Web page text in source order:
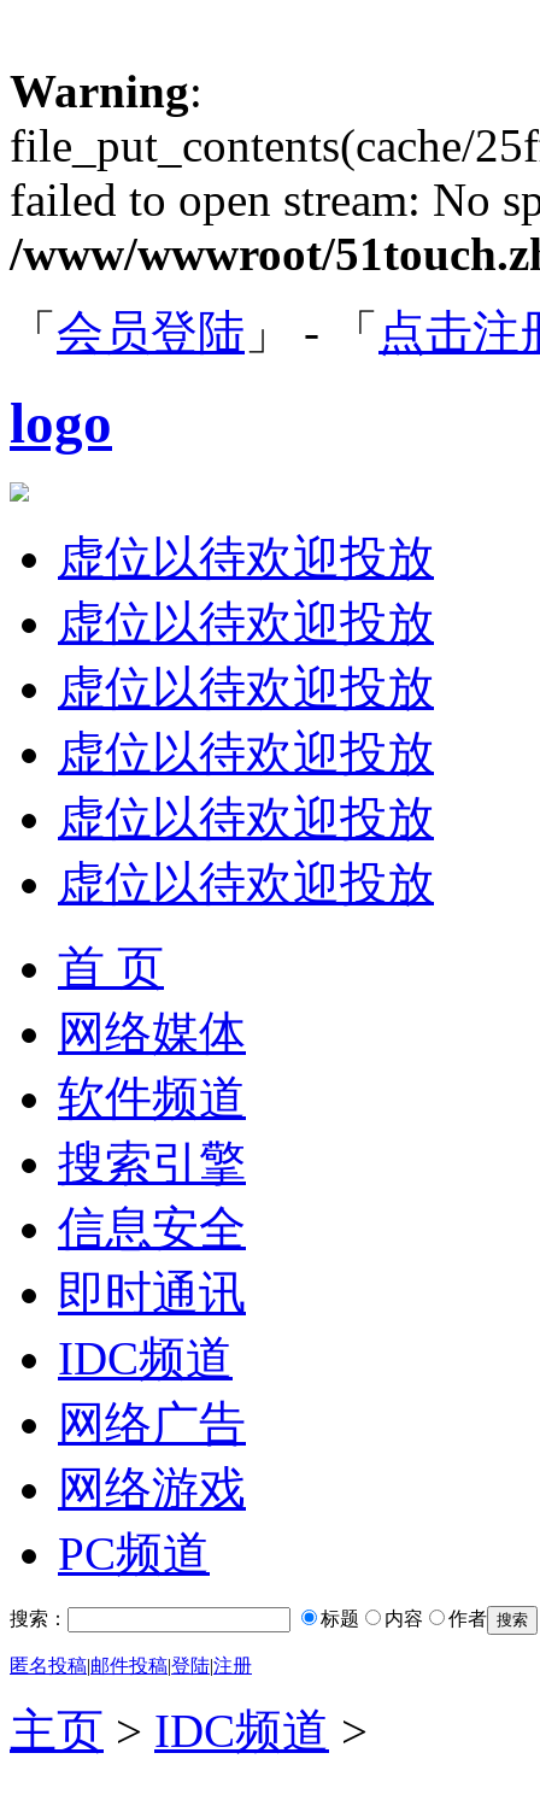
Warning:
file_put_contents(cache/
failed to open stream: No
/www/wwwroot/
「 会员登陆 」 - 「 点击注
logo
虚位以待欢迎投放
虚位以待欢迎投放
虚位以待欢迎投放
虚位以待欢迎投放
虚位以待欢迎投放
虚位以待欢迎投放
首 页
网络媒体
软件频道
搜索引擎
信息安全
即时通讯
IDC频道
网络广告
网络游戏
PC频道
搜索： 标题 内容 作者
匿名投稿|邮件投稿|登陆|注册
主页 > IDC频道 >